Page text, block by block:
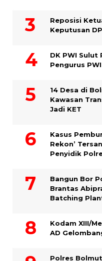
Reposisi
Keputusan
DK PWI Sulut
Pengurus
14 Desa di
Kawasan
Jadi KET
Kasus
Rekon’
Penyidik
Bangun Bor
Brantas
Batching
Kodam XIII/
AD
Polres